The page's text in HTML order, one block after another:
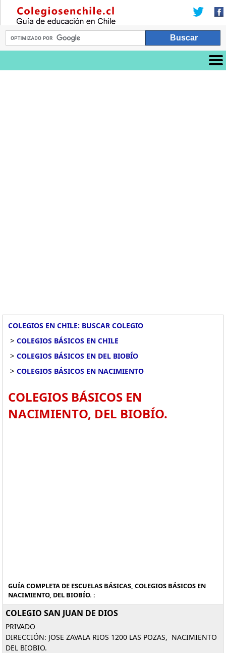
COLEGIOS EN CHILE: BUSCAR COLEGIO
> COLEGIOS BÁSICOS EN CHILE
> COLEGIOS BÁSICOS EN DEL BIOBÍO
> COLEGIOS BÁSICOS EN NACIMIENTO
COLEGIOS BÁSICOS EN
NACIMIENTO, DEL BIOBÍO.
GUÍA COMPLETA DE ESCUELAS BÁSICAS, COLEGIOS BÁSICOS EN
NACIMIENTO, DEL BIOBÍO. :
COLEGIO SAN JUAN DE DIOS
PRIVADO
DIRECCIÓN: JOSE ZAVALA RIOS 1200 LAS POZAS, NACIMIENTO
DEL BIOBIO.